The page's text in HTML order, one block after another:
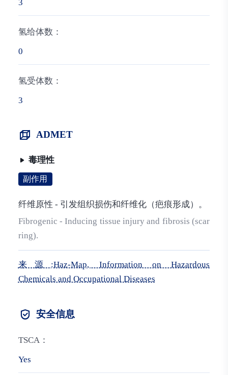
3
氢给体数：
0
氢受体数：
3
ADMET
毒理性
副作用
纤维原性 - 引发组织损伤和纤维化（疤痕形成）。
Fibrogenic - Inducing tissue injury and fibrosis (scar
ring).
来源:Haz-Map, Information on Hazardous
Chemicals and Occupational Diseases
安全信息
TSCA：
Yes